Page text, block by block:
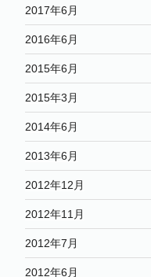
2017年6月
2016年6月
2015年6月
2015年3月
2014年6月
2013年6月
2012年12月
2012年11月
2012年7月
2012年6月